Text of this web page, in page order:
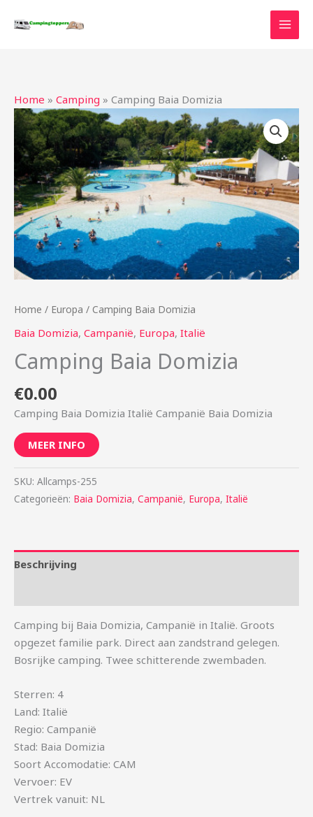
naar
Home » Camping » Camping Baia Domizia
Home / Europa / Camping Baia Domizia
Baia Domizia, Campanië, Europa, Italië
Camping Baia Domizia
€0.00
Camping Baia Domizia Italië Campanië Baia Domizia
MEER INFO
SKU: Allcamps-255
Categorieën: Baia Domizia, Campanië, Europa, Italië
Beschrijving
Camping bij Baia Domizia, Campanië in Italië. Groots
opgezet familie park. Direct aan zandstrand gelegen.
Bosrijke camping. Twee schitterende zwembaden.
Sterren: 4
Land: Italië
Regio: Campanië
Stad: Baia Domizia
Soort Accomodatie: CAM
Vervoer: EV
Vertrek vanuit: NL